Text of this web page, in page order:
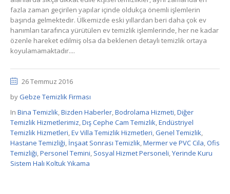
fazla zaman geçirilen yapılar içinde oldukça önemli işlemlerin
başında gelmektedir. Ülkemizde eski yıllardan beri daha çok ev
hanımları tarafınca yürütülen ev temizlik işlemlerinde, her ne kadar
özenle hareket edilmiş olsa da beklenen detaylı temizlik ortaya
koyulamamaktadır....
26 Temmuz 2016
byGebze Temizlik Firması
In Bina Temizlik,Bizden Haberler,Bodrolama Hizmeti,Diğer
Temizlik Hizmetlerimiz,Dış Cephe Cam Temizlik,Endüstriyel
Temizlik Hizmetleri,Ev Villa Temizlik Hizmetleri,Genel Temizlik,
Hastane Temizliği, İnşaat Sonrası Temizlik,Mermer ve PVC Cila,Ofis
Temizliği,Personel Temini, Sosyal Hizmet Personeli,Yerinde Kuru
Sistem Halı Koltuk Yıkama